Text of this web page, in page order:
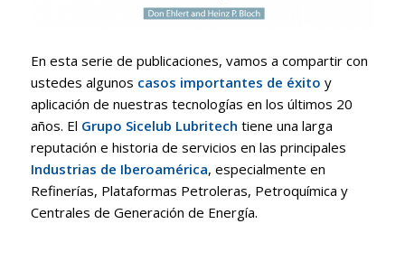
En esta serie de publicaciones, vamos a compartir con
ustedes algunos casos importantes de éxito y
aplicación de nuestras tecnologías en los últimos 20
años. El Grupo Sicelub Lubritech tiene una larga
reputación e historia de servicios en las principales
Industrias de Iberoamérica, especialmente en
Refinerías, Plataformas Petroleras, Petroquímica y
Centrales de Generación de Energía.